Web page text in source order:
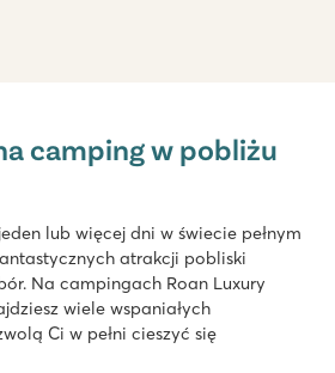
- Kaatsheuvel
fajne zjeżdżalnie na świeżym
pobliżu wydm Loonse i Drunense
samochodem od parku rozrywki
camping w pobliżu
lub więcej dni w świecie pełnym
atrakcji pobliski
Na campingach Roan Luxury
wiele wspaniałych
Ci w pełni cieszyć się